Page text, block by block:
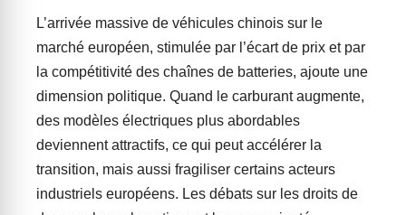
L’arrivée massive de véhicules chinois sur le
marché européen, stimulée par l’écart de prix et par
la compétitivité des chaînes de batteries, ajoute une
dimension politique. Quand le carburant augmente,
des modèles électriques plus abordables
deviennent attractifs, ce qui peut accélérer la
transition, mais aussi fragiliser certains acteurs
industriels européens. Les débats sur les droits de